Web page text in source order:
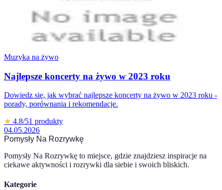
Muzyka na żywo
Najlepsze koncerty na żywo w 2023 roku
Dowiedz się, jak wybrać najlepsze koncerty na żywo w 2023 roku -
porady, porównania i rekomendacje.
★ 4.8/51 produkty
04.05.2026
Pomysły Na Rozrywkę
Pomysły Na Rozrywkę to miejsce, gdzie znajdziesz inspiracje na
ciekawe aktywności i rozrywki dla siebie i swoich bliskich.
Kategorie